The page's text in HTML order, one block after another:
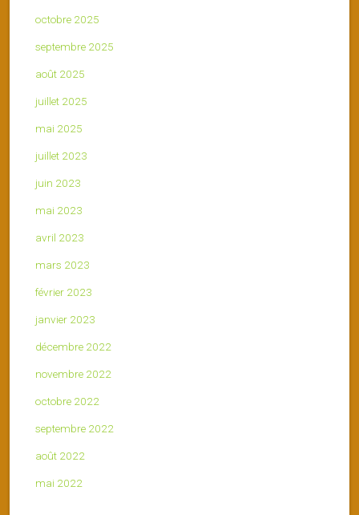
octobre 2025
septembre 2025
août 2025
juillet 2025
mai 2025
juillet 2023
juin 2023
mai 2023
avril 2023
mars 2023
février 2023
janvier 2023
décembre 2022
novembre 2022
octobre 2022
septembre 2022
août 2022
mai 2022